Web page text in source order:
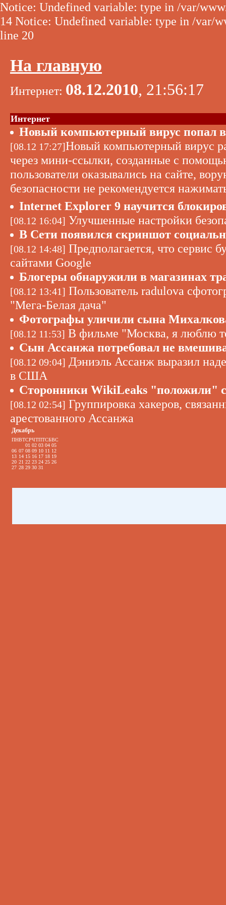
Notice: Undefined variable: type in /var/
14 Notice: Undefined variable: type in /var/
line 20
На главную
Интернет: 08.12.2010, 21:56:17
Интернет
Новый компьютерный вирус попал
[08.12 17:27]Новый компьютерный вирус
через мини-ссылки, созданные с
пользователи оказывались на сайте,
безопасности не рекомендуется
Internet Explorer 9 научится
[08.12 16:04] Улучшенные настройки
В Сети появился скриншот
[08.12 14:48] Предполагается, что сервис
сайтами Google
Блогеры обнаружили в магазинах
[08.12 13:41] Пользователь radulova
"Мега-Белая дача"
Фотографы уличили сына
[08.12 11:53] В фильме "Москва, я люблю
Сын Ассанжа потребовал не
[08.12 09:04] Дэниэль Ассанж выразил
в США
Сторонники WikiLeaks "положили"
[08.12 02:54] Группировка хакеров,
арестованного Ассанжа
Декабрь
ПНВТСРЧТПТСБВС
01 02 03 04 05
06 07 08 09 10 11 12
13 14 15 16 17 18 19
20 21 22 23 24 25 26
27 28 29 30 31